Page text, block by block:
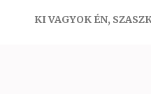
KI VAGYOK ÉN,